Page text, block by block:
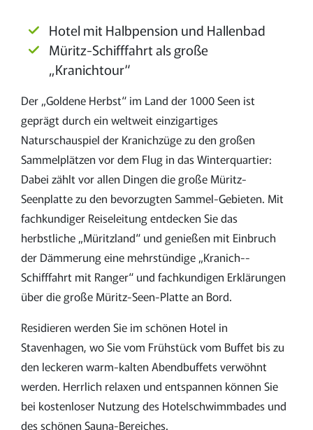
Hotel mit Halbpension und Hallenbad
Müritz-Schifffahrt als große
„Kranichtour“
Der „Goldene Herbst“ im Land der 1000 Seen ist
geprägt durch ein weltweit einzigartiges
Naturschauspiel der Kranichzüge zu den großen
Sammelplätzen vor dem Flug in das Winterquartier:
Dabei zählt vor allen Dingen die große Müritz-
Seenplatte zu den bevorzugten Sammel-Gebieten. Mit
fachkundiger Reiseleitung entdecken Sie das
herbstliche „Müritzland“ und genießen mit Einbruch
der Dämmerung eine mehrstündige „Kranich-­
Schifffahrt mit Ranger“ und fachkundigen Erklärungen
über die große Müritz-Seen-Platte an Bord.
Residieren werden Sie im schönen Hotel in
Stavenhagen, wo Sie vom Frühstück vom Buffet bis zu
den leckeren warm-kalten Abendbuffets verwöhnt
werden. Herrlich relaxen und entspannen können Sie
bei kostenloser Nutzung des Hotelschwimm­bades und
des schönen Sauna-Bereiches.